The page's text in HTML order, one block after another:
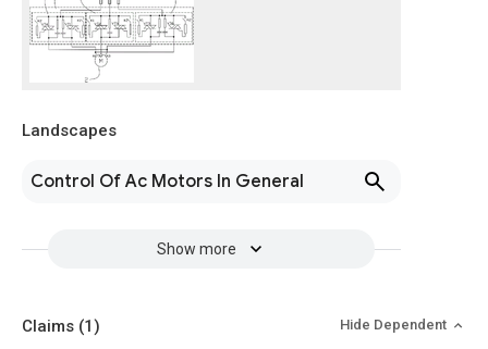
Landscapes
Control Of Ac Motors In General
Show more
Claims (1) Hide Dependent